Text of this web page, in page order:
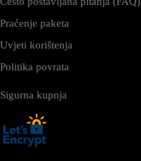
Praćenje paketa
Uvjeti korištenja
Politika povrata
Sigurna kupnja